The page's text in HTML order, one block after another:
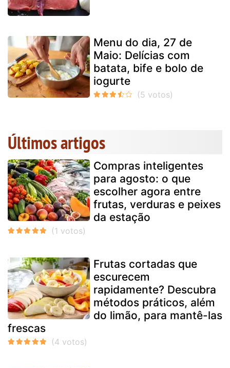
Menu do dia, 27 de
Maio: Delícias com
batata, bife e bolo de
iogurte
Últimos artigos
Compras inteligentes
para agosto: o que
escolher agora entre
frutas, verduras e peixes
da estação
Frutas cortadas que
escurecem
rapidamente? Descubra
métodos práticos, além
do limão, para mantê-las
frescas